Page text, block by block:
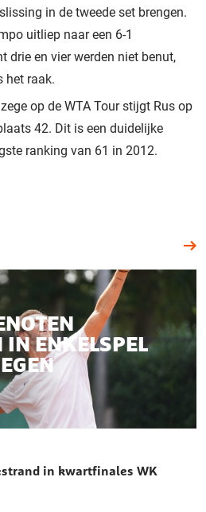
in de tweede set brengen.
uitliep naar een 6-1
drie en vier werden niet benut,
het raak.
op de WTA Tour stijgt Rus op
42. Dit is een duidelijke
ranking van 61 in 2012.
IN ENKELSPEL
in kwartfinales WK